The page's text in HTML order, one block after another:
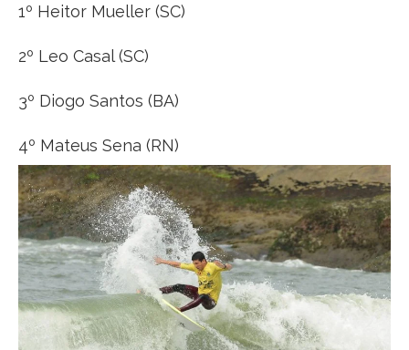
1º Heitor Mueller (SC)
2º Leo Casal (SC)
3º Diogo Santos (BA)
4º Mateus Sena (RN)